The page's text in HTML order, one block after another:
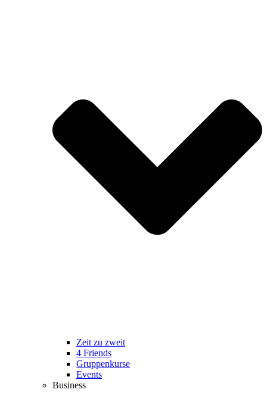
Zeit zu zweit
4 Friends
Gruppenkurse
Events
Business